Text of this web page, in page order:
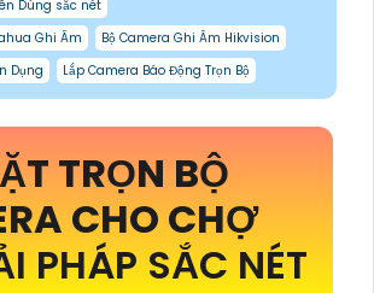
Dùng sắc nét
Ghi Âm
Bộ Camera Ghi Âm Hikvision
Dụng
Lắp Camera Báo Động Trọn Bộ
TRỌN BỘ
CHO CHỢ
PHÁP SẮC NÉT